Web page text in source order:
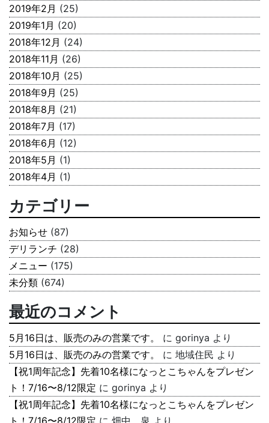
2019年2月 (25)
2019年1月 (20)
2018年12月 (24)
2018年11月 (26)
2018年10月 (25)
2018年9月 (25)
2018年8月 (21)
2018年7月 (17)
2018年6月 (12)
2018年5月 (1)
2018年4月 (1)
カテゴリー
お知らせ (87)
デリランチ (28)
メニュー (175)
未分類 (674)
最近のコメント
5月16日は、販売のみの営業です。 に gorinya より
5月16日は、販売のみの営業です。
に 地域住民 より
【祝1周年記念】先着10名様になっとこちゃんをプレゼン
ト！7/16〜8/12限定 に gorinya より
【祝1周年記念】先着10名様になっとこちゃんをプレゼン